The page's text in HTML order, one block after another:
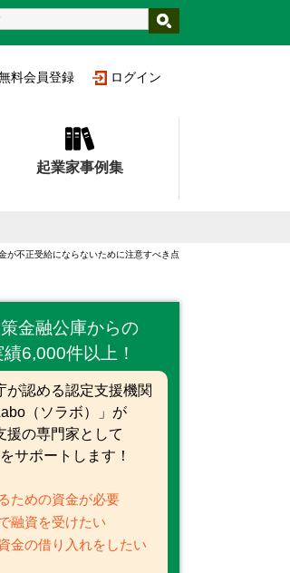
ログイン
料会員登録
起業家事例集
が不正受給にならないために注意すべき点
金融公庫からの
6,000件以上！
が認める認定支援機関
（ソラボ）」が
援の専門家として
サポートします！
ための資金が必要
融資を受けたい
金の借り入れをしたい